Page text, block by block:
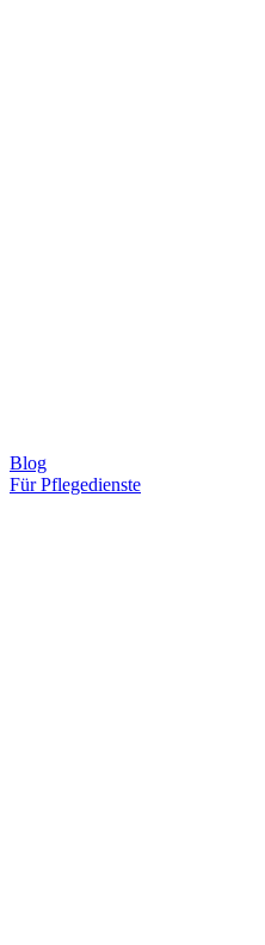
Blog
Für Pflegedienste